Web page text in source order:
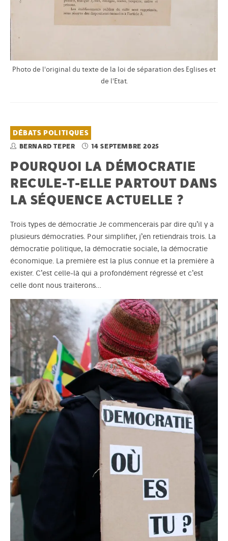
Photo de l'original du texte de la loi de séparation des Eglises et
de l'Etat.
DÉBATS POLITIQUES
BERNARD TEPER 14 SEPTEMBRE 2025
POURQUOI LA DÉMOCRATIE
RECULE-T-ELLE PARTOUT DANS
LA SÉQUENCE ACTUELLE ?
Trois types de démocratie Je commencerais par dire qu’il y a
plusieurs démocraties. Pour simplifier, j’en retiendrais trois. La
démocratie politique, la démocratie sociale, la démocratie
économique. La première est la plus connue et la première à
exister. C’est celle-là qui a profondément régressé et c’est
celle dont nous traiterons…